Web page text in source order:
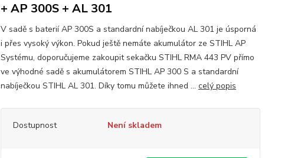
+ AP 300S + AL 301
V sadě s baterií AP 300S a standardní nabíječkou AL 301 je úsporná
i přes vysoký výkon. Pokud ještě nemáte akumulátor ze STIHL AP
Systému, doporučujeme zakoupit sekačku STIHL RMA 443 PV přímo
ve výhodné sadě s akumulátorem STIHL AP 300 S a standardní
nabíječkou STIHL AL 301. Díky tomu můžete ihned ... celý popis
Dostupnost Není skladem